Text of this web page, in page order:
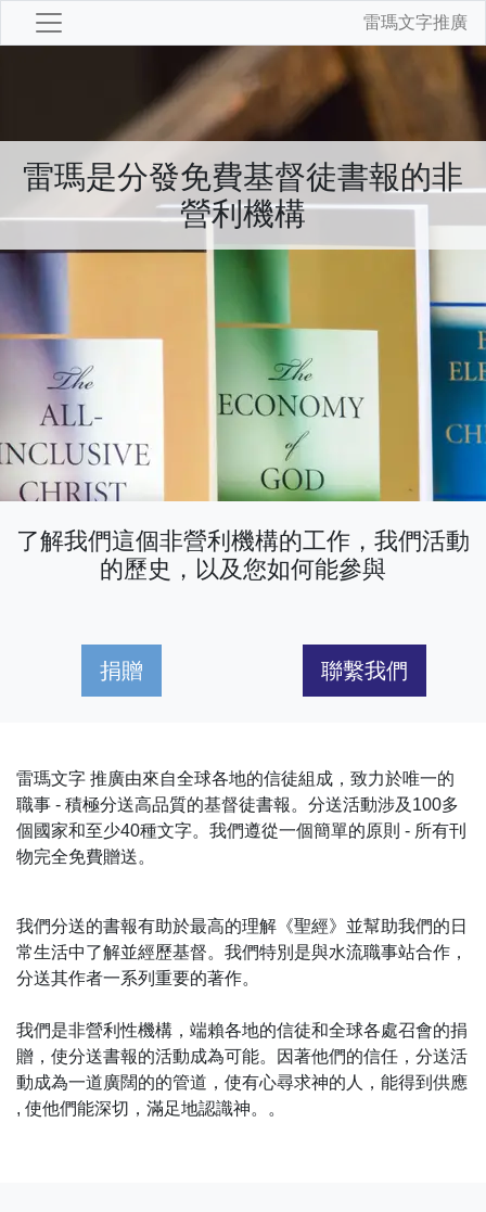
雷瑪文字推廣
雷瑪是分發免費基督徒書報的非
營利機構
了解我們這個非營利機構的工作，我們活動
的歷史，以及您如何能參與
捐贈 聯繫我們
雷瑪文字 推廣由來自全球各地的信徒組成，致力於唯一的
職事 - 積極分送高品質的基督徒書報。分送活動涉及100多
個國家和至少40種文字。我們遵從一個簡單的原則 - 所有刊
物完全免費贈送。
我們分送的書報有助於最高的理解《聖經》並幫助我們的日
常生活中了解並經歷基督。我們特別是與水流職事站合作，
分送其作者一系列重要的著作。
我們是非營利性機構，端賴各地的信徒和全球各處召會的捐
贈，使分送書報的活動成為可能。因著他們的信任，分送活
動成為一道廣闊的的管道，使有心尋求神的人，能得到供應
, 使他們能深切，滿足地認識神。。